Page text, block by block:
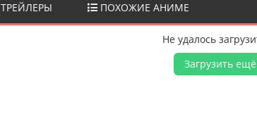
ТРЕЙЛЕРЫ ПОХОЖИЕ АНИМЕ
Не удалось
Загрузить